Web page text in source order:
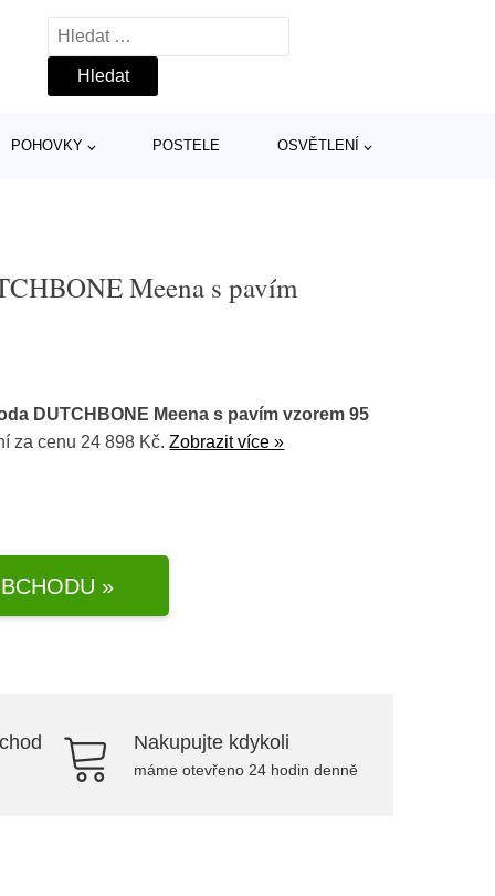
Vyhledávání
POHOVKY POSTELE OSVĚTLENÍ
Meena s pavím
DUTCHBONE Meena s pavím vzorem 95
za cenu 24 898 Kč.Zobrazit více »
»
Nakupujte kdykoli
máme otevřeno 24 hodin denně